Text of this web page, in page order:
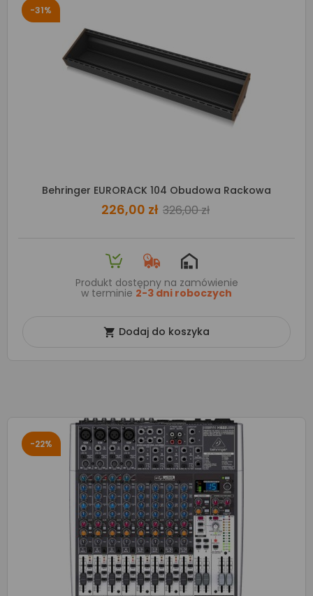
-31%
Behringer EURORACK 104 Obudowa Rackowa
226,00 zł 326,00 zł
Produkt dostępny na zamówienie
w terminie 2-3 dni roboczych
 Dodaj do koszyka
-22%